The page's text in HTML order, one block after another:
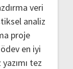
veri
analiz
proje
ödev en iyi
tez